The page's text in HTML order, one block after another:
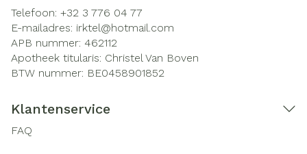
Telefoon: +32 3 776 04 77
E-mailadres: irktel@hotmail.com
APB nummer: 462112
Apotheek titularis: Christel Van Boven
BTW nummer: BE0458901852
Klantenservice
FAQ